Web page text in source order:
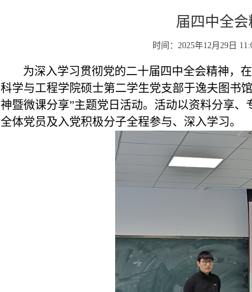
届四中全
时间：2025年12月29日
为深入学习贯彻党的二十届四中全会精神，
科学与工程学院硕士第二学生党支部于逸夫图书
神暨微课分享”主题党日活动。活动以资料分享
全体党员及入党积极分子全程参与、深入学习。